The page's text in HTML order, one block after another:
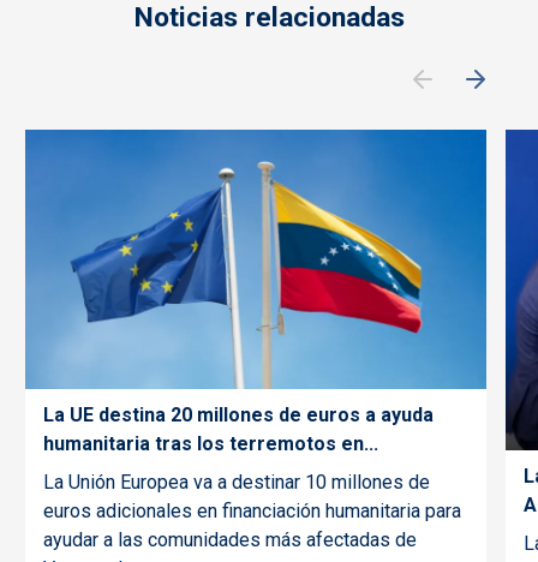
Noticias relacionadas
La UE destina 20 millones de euros a ayuda
humanitaria tras los terremotos en...
La Unión Europea va a destinar 10 millones de
euros adicionales en financiación humanitaria para
ayudar a las comunidades más afectadas de